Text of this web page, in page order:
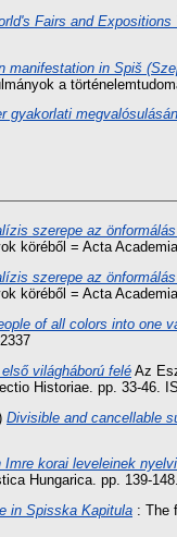
Fairs and
manifestation in Spiš
a
gyakorlati
szerepe az
köréből = Acta
szerepe az
köréből = Acta
of all colors into one
világháború feléAz
Historiae. pp. 33-46.
Divisible and cancellable
Imre korai leveleinek
Hungarica. pp. 139-
in Spisska Kapitula : The